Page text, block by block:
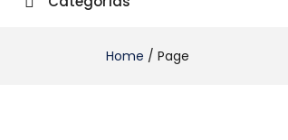
Home / Page